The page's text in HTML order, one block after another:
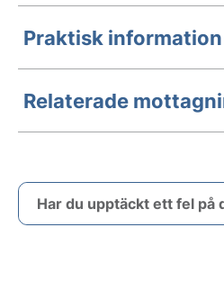
Praktisk information
Relaterade
Har du upptäckt ett fel på